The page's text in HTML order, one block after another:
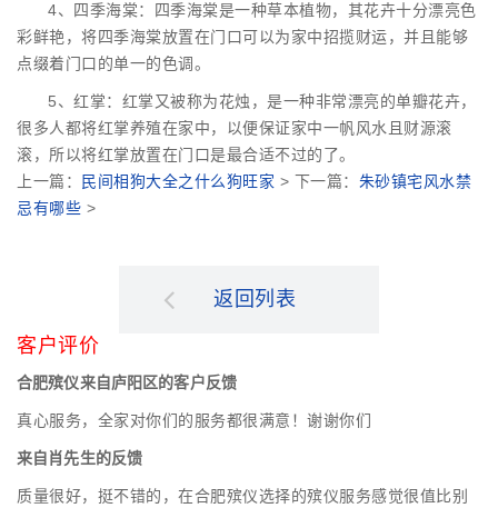
4、四季海棠：四季海棠是一种草本植物，其花卉十分漂亮色
彩鲜艳，将四季海棠放置在门口可以为家中招揽财运，并且能够
点缀着门口的单一的色调。
5、红掌：红掌又被称为花烛，是一种非常漂亮的单瓣花卉，
很多人都将红掌养殖在家中，以便保证家中一帆风水且财源滚
滚，所以将红掌放置在门口是最合适不过的了。
上一篇：
民间相狗大全之什么狗旺家 > 下一篇： 朱砂镇宅风水禁
忌有哪些 >
返回列表
客户评价
合肥殡仪来自庐阳区的客户反馈
真心服务，全家对你们的服务都很满意！谢谢你们
来自肖先生的反馈
质量很好，挺不错的，在合肥殡仪选择的殡仪服务感觉很值比别